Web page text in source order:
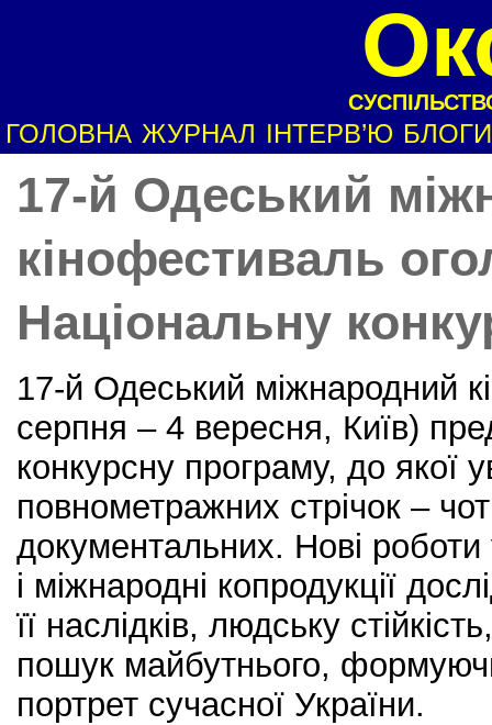
ГОЛОВНА ЖУРНАЛ ІНТЕРВ’Ю БЛОГИ
17-й Одеський
кінофестиваль
Національну
17-й Одеський міжнародний
серпня – 4 вересня, Київ)
конкурсну програму, до якої
повнометражних стрічок –
документальних. Нові роботи
і міжнародні копродукції
її наслідків, людську
пошук майбутнього,
портрет сучасної України.